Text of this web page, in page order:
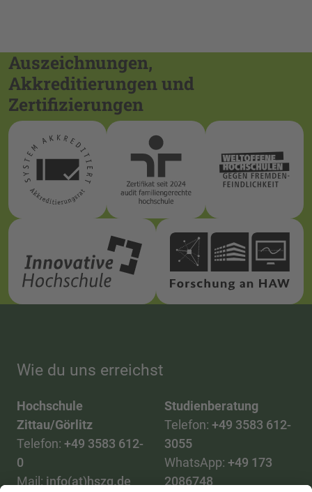
Auszeichnungen,
Akkreditierungen und
Zertifizierungen
Wie du uns erreichst
Hochschule
Zittau/Görlitz
Telefon: +49 3583 612-
0
Mail:info(at)hszg.de
Studienberatung
Telefon: +49 3583 612-
3055
WhatsApp: +49 173
2086748